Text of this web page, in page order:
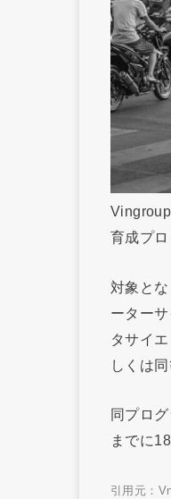
育成プ
対象と
ーター
タサイ
しくは
同プロ
までに
引用元：